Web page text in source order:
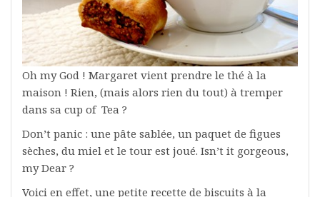
Oh my God ! Margaret vient prendre le thé à la
maison ! Rien, (mais alors rien du tout) à tremper
dans sa cup of Tea ?
Don’t panic : une pâte sablée, un paquet de figues
sèches, du miel et le tour est joué. Isn’t it gorgeous,
my Dear ?
Voici en effet, une petite recette de biscuits à la